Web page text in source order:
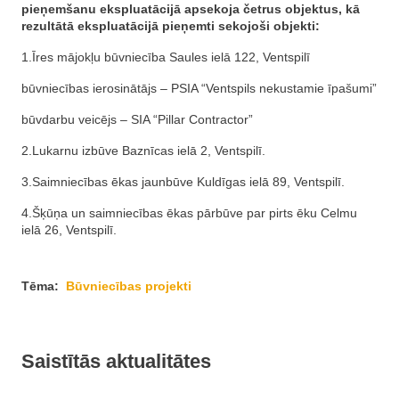
pieņemšanu ekspluatācijā apsekoja četrus objektus, kā
rezultātā ekspluatācijā pieņemti sekojoši objekti:
1.Īres mājokļu būvniecība Saules ielā 122, Ventspilī
būvniecības ierosinātājs – PSIA “Ventspils nekustamie īpašumi”
būvdarbu veicējs – SIA “Pillar Contractor”
2.Lukarnu izbūve Baznīcas ielā 2, Ventspilī.
3.Saimniecības ēkas jaunbūve Kuldīgas ielā 89, Ventspilī.
4.Šķūņa un saimniecības ēkas pārbūve par pirts ēku Celmu
ielā 26, Ventspilī.
Tēma: Būvniecības projekti
Saistītās aktualitātes